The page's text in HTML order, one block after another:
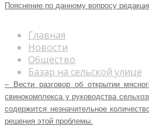
Главная
Новости
Общество
Базар на сельской улице
Пояснение по данному вопросу
– Вести разговор об открытии
свинокомплекса у руководства
содержится незначительное
решения этой проблемы.